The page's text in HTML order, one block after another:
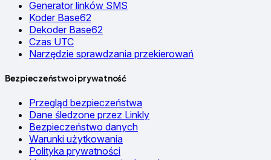
Generator linków SMS
Koder Base62
Dekoder Base62
Czas UTC
Narzędzie sprawdzania przekierowań
Bezpieczeństwo i prywatność
Przegląd bezpieczeństwa
Dane śledzone przez Linkly
Bezpieczeństwo danych
Warunki użytkowania
Polityka prywatności